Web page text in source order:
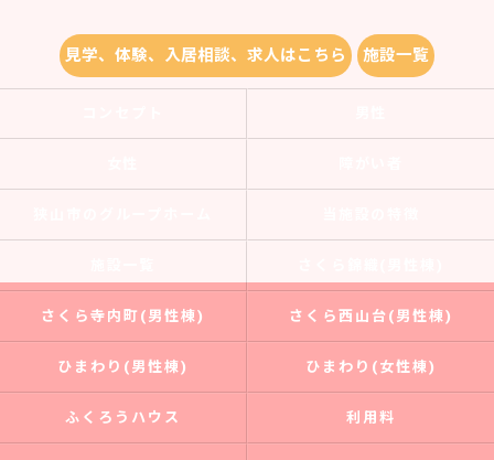
見学、体験、入居相談、求人はこちら 施設一覧
さくら寺内町(男性棟) さくら西山台(男性棟)
ひまわり(男性棟) ひまわり(女性棟)
ふくろうハウス 利用料